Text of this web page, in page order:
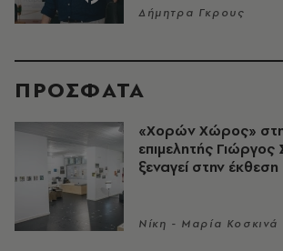
Δήμητρα Γκρους
ΠΡΟΣΦΑΤΑ
«Χορών Χώρος»
επιμελητής
ξεναγεί στην έκθεση
Νίκη - Μαρία Κοσκινά